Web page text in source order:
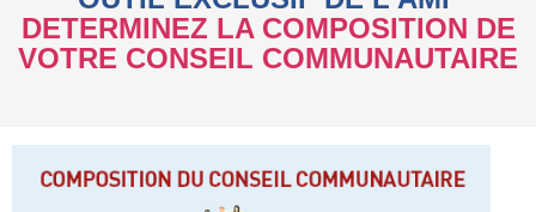
DETERMINEZ LA COMPOSITION DE
VOTRE CONSEIL COMMUNAUTAIRE